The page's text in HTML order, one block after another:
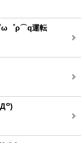
ω゜ρ⌒q運転